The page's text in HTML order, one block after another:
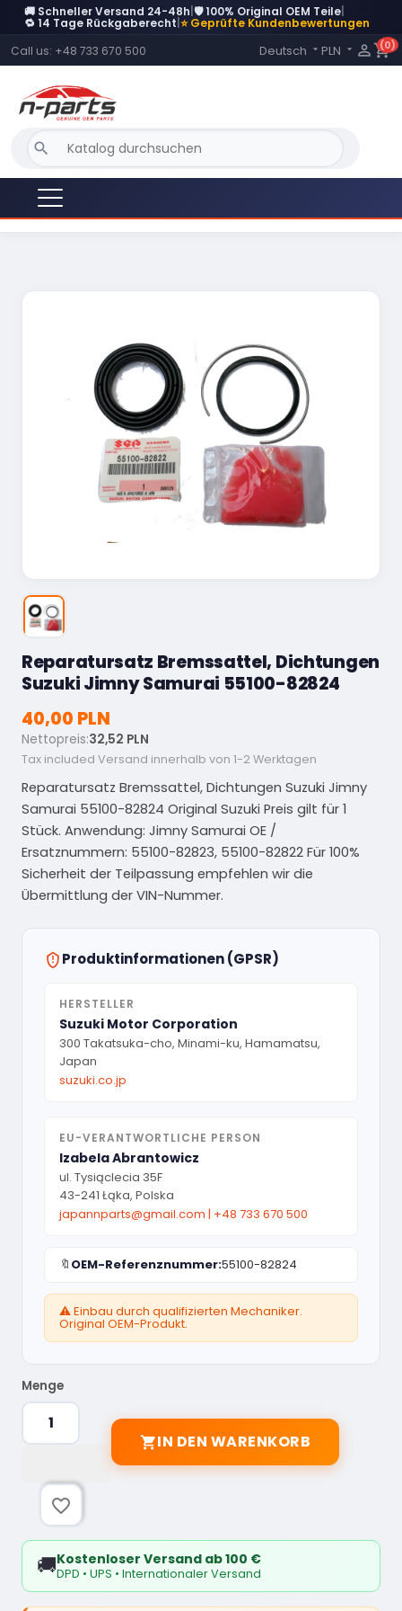
🚚 Schneller Versand 24-48h 🛡️ 100% Original OEM Teile
🔁 14 Tage Rückgaberecht ⭐ Geprüfte Kundenbewertungen
Call us: +48 733 670 500 Language:
Deutsch  PLN   shopping_cart
(0)
search
Reparatursatz Bremssattel, Dichtungen
Suzuki Jimny Samurai 55100-82824
40,00 PLN
Nettopreis:32,52 PLN
Tax included Versand innerhalb von 1-2 Werktagen
Reparatursatz Bremssattel, Dichtungen Suzuki Jimny
Samurai 55100-82824 Original Suzuki Preis gilt für 1
Stück. Anwendung: Jimny Samurai OE /
Ersatznummern: 55100-82823, 55100-82822 Für 100%
Sicherheit der Teilpassung empfehlen wir die
Übermittlung der VIN-Nummer.
Produktinformationen (GPSR)
HERSTELLER
Suzuki Motor Corporation
300 Takatsuka-cho, Minami-ku, Hamamatsu,
Japan
suzuki.co.jp
EU-VERANTWORTLICHE PERSON
Izabela Abrantowicz
ul. Tysiąclecia 35F
43-241 Łąka, Polska
japannparts@gmail.com | +48 733 670 500
🔖 OEM-Referenznummer:55100-82824
⚠️ Einbau durch qualifizierten Mechaniker.
Original OEM-Produkt.
Menge
IN DEN WARENKORB
favorite_border
🚚Kostenloser Versand ab 100 €
DPD • UPS • Internationaler Versand